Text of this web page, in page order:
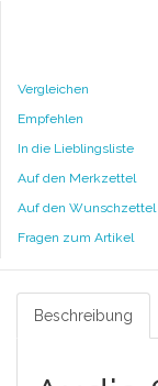
Vergleichen
Empfehlen
In die Lieblingsliste
Auf den Merkzettel
Auf den Wunschzettel
Fragen zum Artikel
Beschreibung